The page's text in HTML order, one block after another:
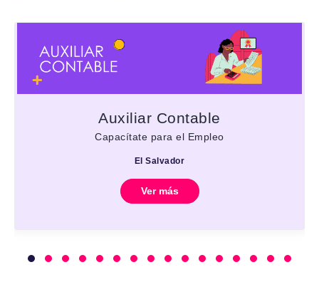
Auxiliar Contable
Capacítate para el Empleo
El Salvador
Ver más